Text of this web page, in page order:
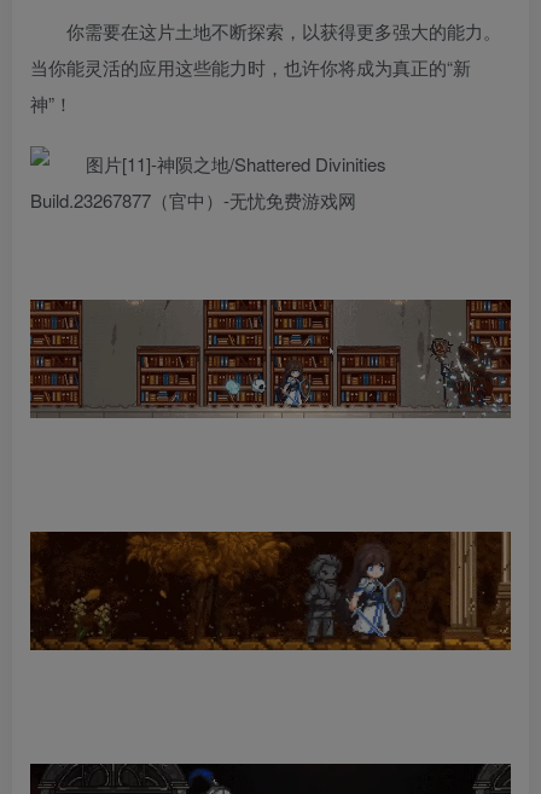
你需要在这片土地不断探索，以获得更多强大的能力。
当你能灵活的应用这些能力时，也许你将成为真正的“新
神”！